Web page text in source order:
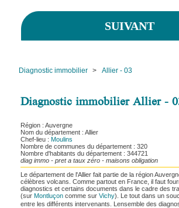
Diagnostic immobilier > Allier - 03
Diagnostic immobilier Allier -
Région : Auvergne
Nom du département : Allier
Chef-lieu : Moulins
Nombre de communes du département : 320
Nombre d'habitants du département : 344721
diag immo - pret a taux zéro - maisons obligation
Le département de l'Allier fait partie de la région
célèbres volcans. Comme partout en France, il faut
diagnostics et certains documents dans le cadre des
(sur Montluçon comme sur Vichy). Le tout dans un
entre les différents intervenants. Lensemble des